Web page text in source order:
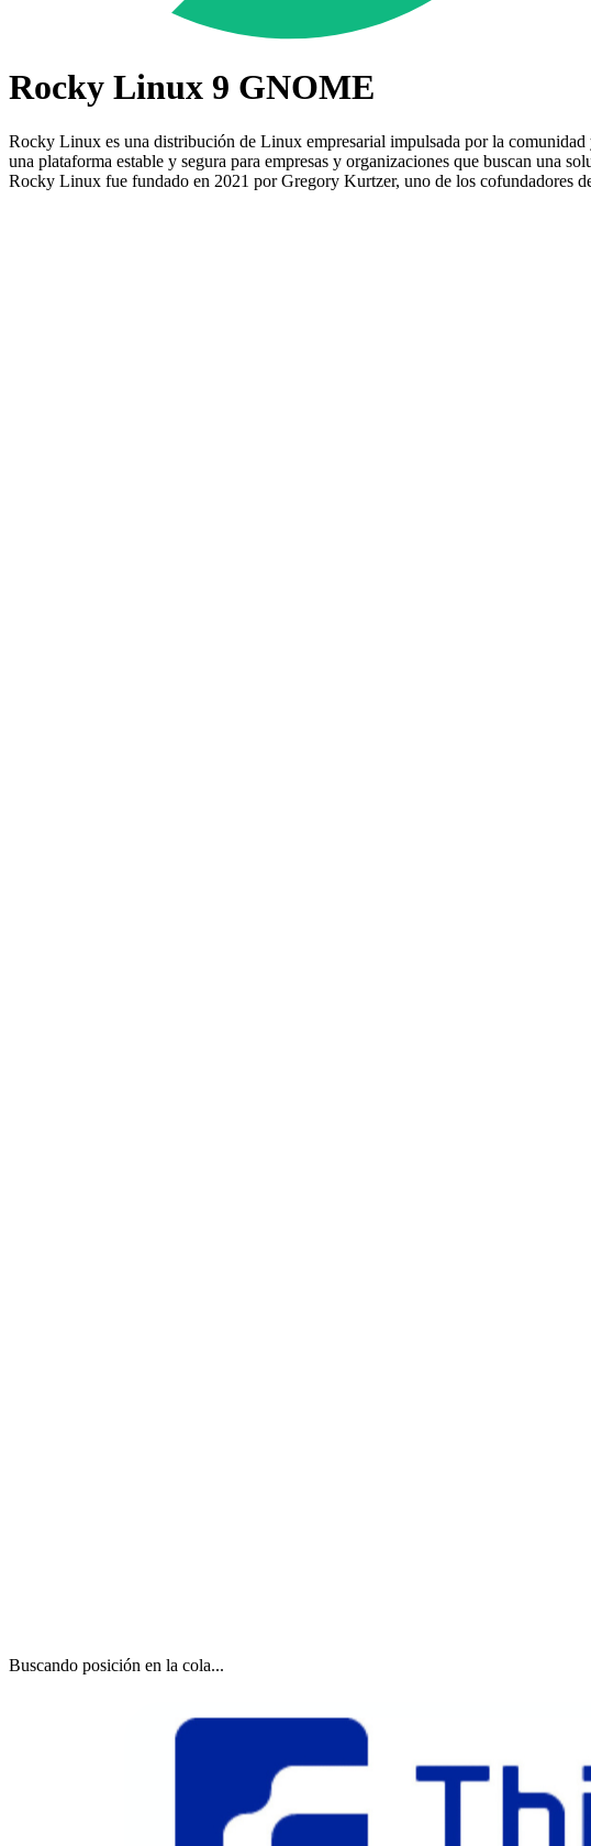
Rocky Linux 9 GNOME
Rocky Linux es una distribución de Linux empresarial impulsada por la
una plataforma estable y segura para empresas y organizaciones que buscan una
Rocky Linux fue fundado en 2021 por Gregory Kurtzer, uno de los cofundadores
Buscando posición en la cola...